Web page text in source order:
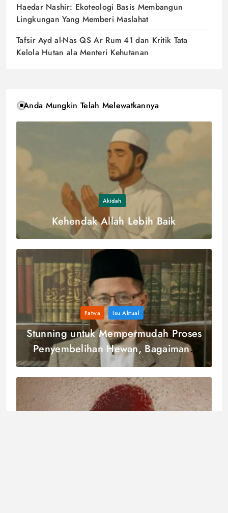
Haedar Nashir: Ekoteologi Basis Membangun
Lingkungan Yang Memberi Maslahat
Tafsir Ayd al-Nas QS Ar Rum 41 dan Kritik Tata
Kelola Hutan ala Menteri Kehutanan
Anda Mungkin Telah Melewatkannya
Akidah
Kehendak Allah Lebih Baik
Fatwa Isu Aktual
Stunning untuk Mempermudah Proses
Penyembelihan Hewan, Bagaimana
Ketentuannya?